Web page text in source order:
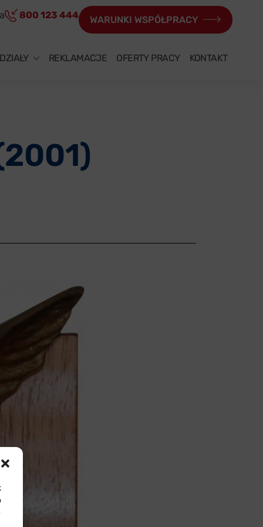
800 123 444 WARUNKI WSPÓŁPRACY
REKLAMACJE OFERTY PRACY KONTAKT